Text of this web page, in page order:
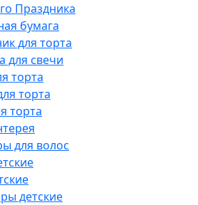
Праздника
бумага
для торта
для свечи
торта
торта
торта
для волос
детские